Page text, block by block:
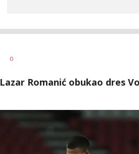
AUTOR
0
Lazar Romanić obukao dres